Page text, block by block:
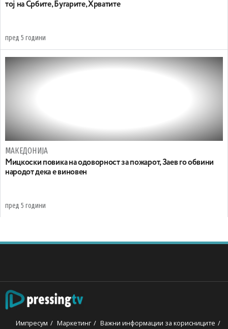
тој на Србите, Бугарите, Хрватите
пред 5 години
МАКЕДОНИЈА
Мицкоски повика на одоворност за пожарот, Заев го обвини
народот дека е виновен
пред 5 години
Импресум Маркетинг
Важни информации за корисниците